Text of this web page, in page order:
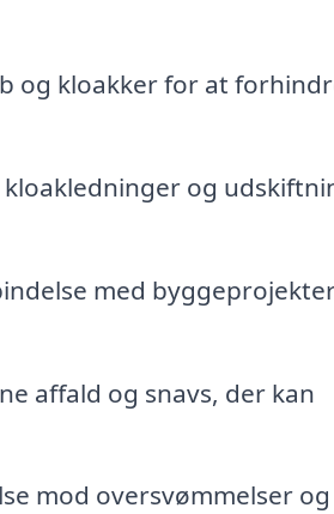
og kloakker for at
og
med
affald og snavs, der kan
mod oversvømmelser og